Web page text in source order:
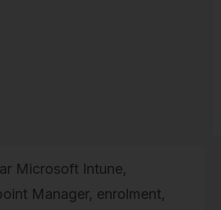
Microsoft Intune,
Manager, enrolment,